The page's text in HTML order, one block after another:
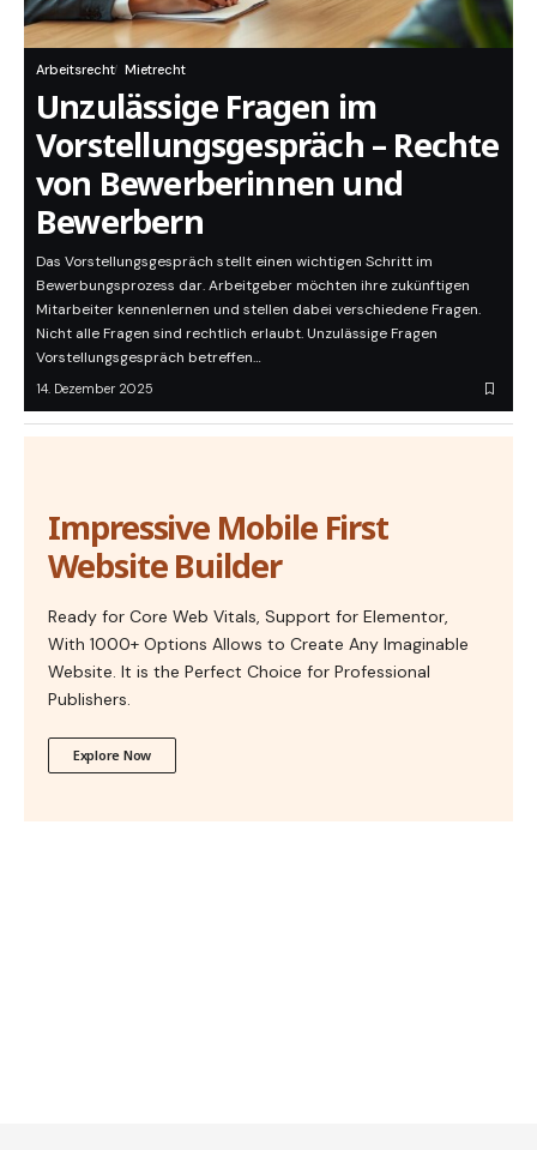
Arbeitsrecht Mietrecht
Unzulässige Fragen im
Vorstellungsgespräch – Rechte
von Bewerberinnen und
Bewerbern
Das Vorstellungsgespräch stellt einen wichtigen Schritt im
Bewerbungsprozess dar. Arbeitgeber möchten ihre zukünftigen
Mitarbeiter kennenlernen und stellen dabei verschiedene Fragen.
Nicht alle Fragen sind rechtlich erlaubt. Unzulässige Fragen
Vorstellungsgespräch betreffen…
14. Dezember 2025
Impressive Mobile First
Website Builder
Ready for Core Web Vitals, Support for Elementor,
With 1000+ Options Allows to Create Any Imaginable
Website. It is the Perfect Choice for Professional
Publishers.
Explore Now